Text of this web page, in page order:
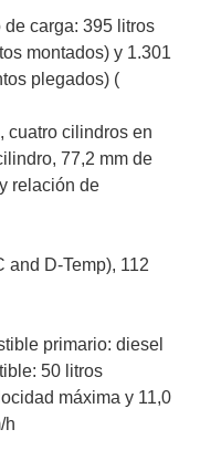
carga: 395 litros
montados) y 1.301
plegados) (
cuatro cilindros en
77,2 mm de
relación de
and D-Temp), 112
primario: diesel
50 litros
máxima y 11,0
h